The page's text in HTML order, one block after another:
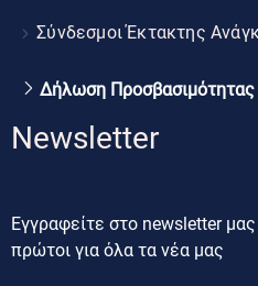
Σύνδεσμοι Έκτακτης
Δήλωση Προσβασιμότητας
Newsletter
Εγγραφείτε στο newsletter
πρώτοι για όλα τα νέα μας